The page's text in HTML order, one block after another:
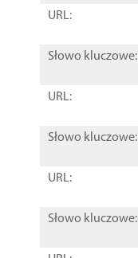
URL:
Słowo kluczowe:
URL:
Słowo kluczowe:
URL:
Słowo kluczowe: